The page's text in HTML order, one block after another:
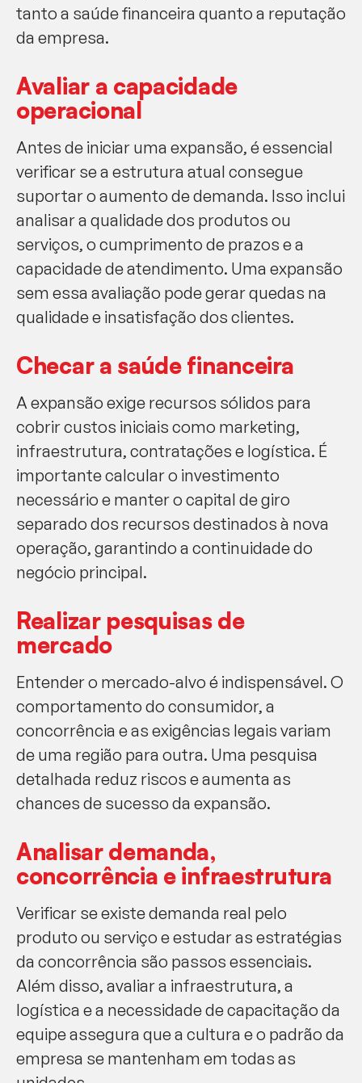
tanto a saúde financeira quanto a reputação
da empresa.
Avaliar a capacidade
operacional
Antes de iniciar uma expansão, é essencial
verificar se a estrutura atual consegue
suportar o aumento de demanda. Isso inclui
analisar a qualidade dos produtos ou
serviços, o cumprimento de prazos e a
capacidade de atendimento. Uma expansão
sem essa avaliação pode gerar quedas na
qualidade e insatisfação dos clientes.
Checar a saúde financeira
A expansão exige recursos sólidos para
cobrir custos iniciais como marketing,
infraestrutura, contratações e logística. É
importante calcular o investimento
necessário e manter o capital de giro
separado dos recursos destinados à nova
operação, garantindo a continuidade do
negócio principal.
Realizar pesquisas de
mercado
Entender o mercado-alvo é indispensável. O
comportamento do consumidor, a
concorrência e as exigências legais variam
de uma região para outra. Uma pesquisa
detalhada reduz riscos e aumenta as
chances de sucesso da expansão.
Analisar demanda,
concorrência e infraestrutura
Verificar se existe demanda real pelo
produto ou serviço e estudar as estratégias
da concorrência são passos essenciais.
Além disso, avaliar a infraestrutura, a
logística e a necessidade de capacitação da
equipe assegura que a cultura e o padrão da
empresa se mantenham em todas as